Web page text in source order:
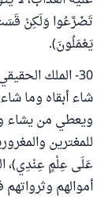
تَضَرَّعُوا وَلَكِنْ
يَعْمَلُونَ).
30- الملك
شاء أبقاه وما
ويعطي من يشاء
للمغترين
عَلَى عِلْمٍ عِنْدِي)،
أموالهم